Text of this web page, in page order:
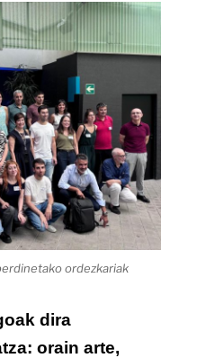
ordezkariak
dira
orain arte,